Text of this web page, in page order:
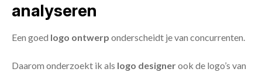
analyseren
Een goed logo ontwerp onderscheidt je van concurrenten.
Daarom onderzoekt ik als logo designerook de logo’s van